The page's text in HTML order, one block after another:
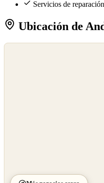
Servicios de reparación
Ubicación de